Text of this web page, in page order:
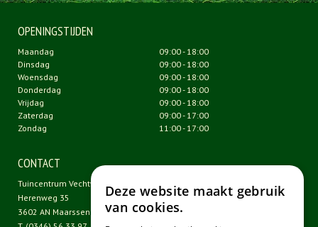
OPENINGSTIJDEN
Maandag
09:00 - 18:00
Dinsdag
09:00 - 18:00
Woensdag
09:00 - 18:00
Donderdag
09:00 - 18:00
Vrijdag
09:00 - 18:00
Zaterdag
09:00 - 17:00
Zondag
11:00 - 17:00
CONTACT
Tuincentrum Vechtweelde
Herenweg 35
3602 AN Maarssen
Deze website maakt gebruik
van cookies.